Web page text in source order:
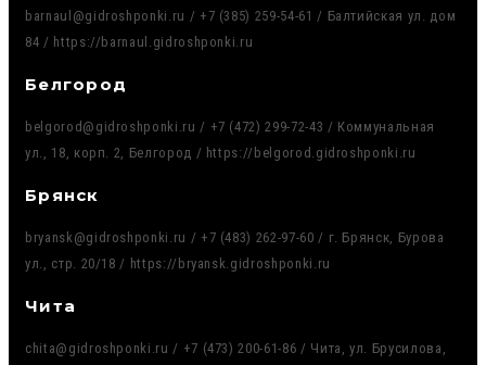
barnaul@gidroshponki.ru / +7 (385) 259-54-61 / Балтийская ул. дом
84 / https://barnaul.gidroshponki.ru
Белгород
belgorod@gidroshponki.ru / +7 (472) 299-72-43 / Коммунальная
ул., 18, корп. 2, Белгород / https://belgorod.gidroshponki.ru
Брянск
bryansk@gidroshponki.ru / +7 (483) 262-97-60 / г. Брянск, Бурова
ул., стр. 20/18 / https://bryansk.gidroshponki.ru
Чита
chita@gidroshponki.ru / +7 (473) 200-61-86 / Чита, ул. Брусилова,